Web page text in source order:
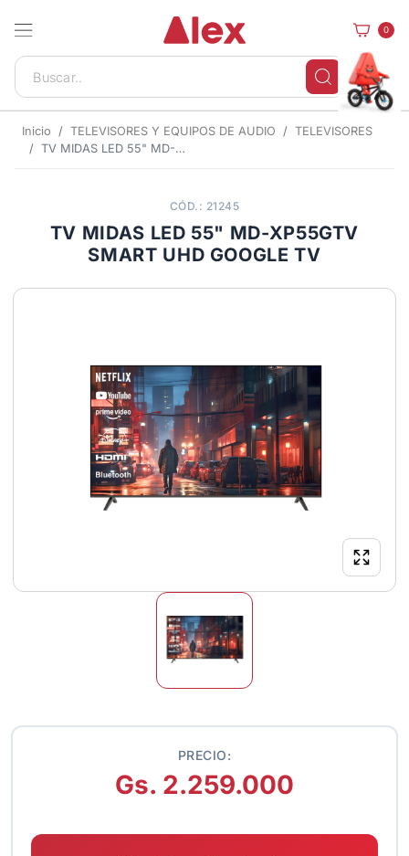
0
Inicio TELEVISORES Y EQUIPOS DE AUDIO
TELEVISORES
TV MIDAS LED 55" MD-XP55GTV SMART UHD GOOGLE TV
CÓD.: 21245
TV MIDAS LED 55" MD-XP55GTV
SMART UHD GOOGLE TV
PRECIO:
Gs. 2.259.000